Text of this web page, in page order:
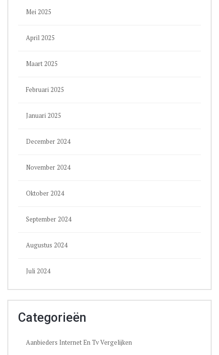
Mei 2025
April 2025
Maart 2025
Februari 2025
Januari 2025
December 2024
November 2024
Oktober 2024
September 2024
Augustus 2024
Juli 2024
Categorieën
Aanbieders Internet En Tv Vergelijken